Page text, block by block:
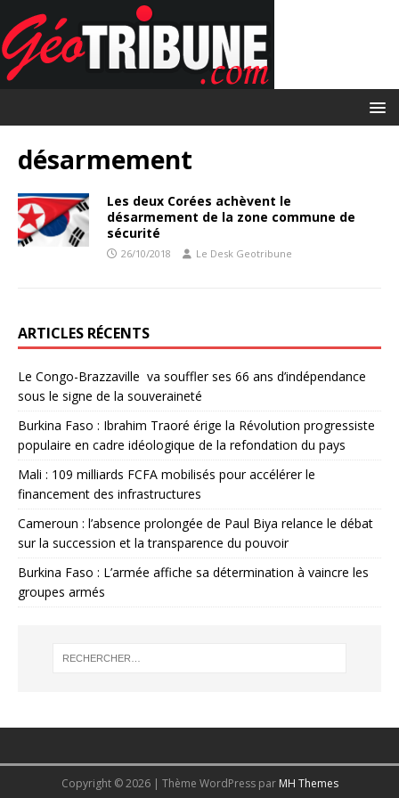
désarmement
Les deux Corées achèvent le
désarmement de la zone commune de
sécurité
26/10/2018 Le Desk Geotribune
ARTICLES RÉCENTS
Le Congo-Brazzaville va souffler ses 66 ans d’indépendance
sous le signe de la souveraineté
Burkina Faso : Ibrahim Traoré érige la Révolution progressiste
populaire en cadre idéologique de la refondation du pays
Mali : 109 milliards FCFA mobilisés pour accélérer le
financement des infrastructures
Cameroun : l’absence prolongée de Paul Biya relance le débat
sur la succession et la transparence du pouvoir
Burkina Faso : L’armée affiche sa détermination à vaincre les
groupes armés
Copyright © 2026 | Thème WordPress par MH Themes